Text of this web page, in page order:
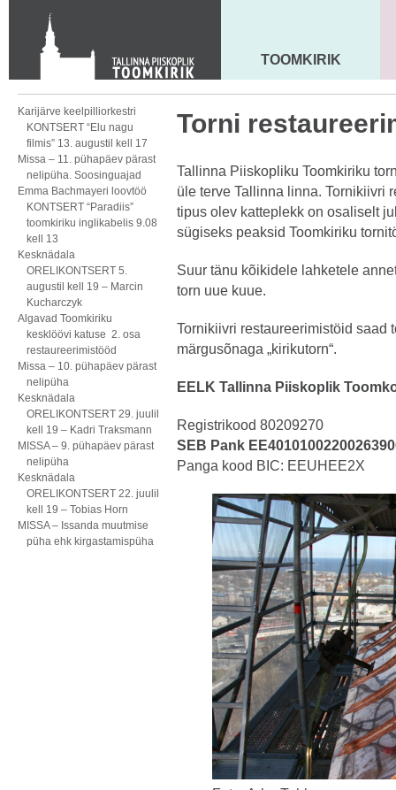
KONTAKT
Toom-Kooli 6, 10130 TALLINN
tallinna.toom@eelk.ee
MAARJA KIRIK
TOOMKIRIK
Karijärve keelpilliorkestri
KONTSERT “Elu nagu
filmis” 13. augustil kell 17
Missa – 11. pühapäev pärast
nelipüha. Soosinguajad
Emma Bachmayeri loovtöö
KONTSERT “Paradiis”
toomkiriku inglikabelis 9.08
kell 13
Kesknädala
ORELIKONTSERT 5.
augustil kell 19 – Marcin
Kucharczyk
Algavad Toomkiriku
kesklöövi katuse 2. osa
restaureerimistööd
Missa – 10. pühapäev pärast
nelipüha
Kesknädala
ORELIKONTSERT 29. juulil
kell 19 – Kadri Traksmann
MISSA – 9. pühapäev pärast
nelipüha
Kesknädala
ORELIKONTSERT 22. juulil
kell 19 – Tobias Horn
MISSA – Issanda muutmise
püha ehk kirgastamispüha
Torni
Tallinna Piiskopliku Toomkiriku
üle terve Tallinna linna. Tornikiivri
tipus olev katteplekk on osaliselt
sügiseks peaksid Toomkiriku
Suur tänu kõikidele lahketele
torn uue kuue.
Tornikiivri restaureerimistöid saad
märgusõnaga „kirikutorn“.
EELK Tallinna Piiskoplik
Registrikood 80209270
SEB Pank
Panga kood BIC: EEUHEE2X